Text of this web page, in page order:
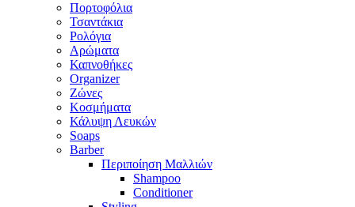
Πορτοφόλια
Τσαντάκια
Ρολόγια
Αρώματα
Καπνοθήκες
Organizer
Ζώνες
Κοσμήματα
Κάλυψη Λευκών
Soaps
Barber
Περιποίηση Μαλλιών
Shampoo
Conditioner